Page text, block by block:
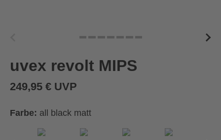
uvex revolt MIPS
249,95 € UVP
Farbe: all black matt